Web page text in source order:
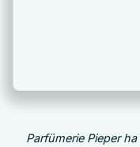
Parfümerie Pieper